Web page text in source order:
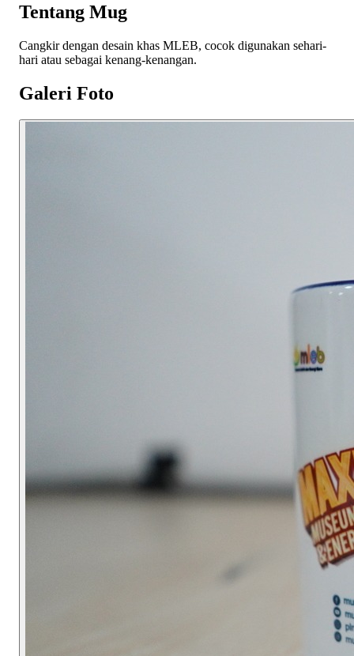
Tentang Mug
Cangkir dengan desain khas MLEB, cocok digunakan sehari-
hari atau sebagai kenang-kenangan.
Galeri Foto